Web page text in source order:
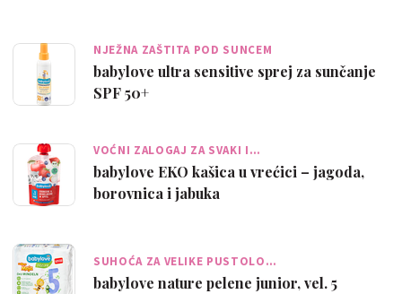
NJEŽNA ZAŠTITA POD SUNCEM
babylove ultra sensitive sprej za sunčanje
SPF 50+
VOĆNI ZALOGAJ ZA SVAKI I…
babylove EKO kašica u vrećici – jagoda,
borovnica i jabuka
SUHOĆA ZA VELIKE PUSTOLO…
babylove nature pelene junior, vel. 5